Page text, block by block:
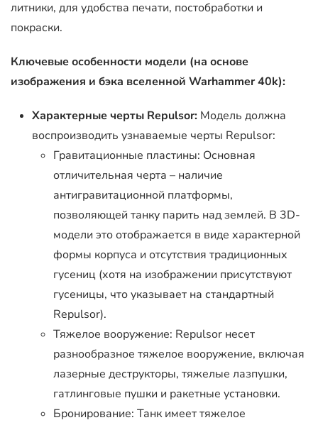
литники, для удобства печати, постобработки и
покраски.
Ключевые особенности модели (на основе
изображения и бэка вселенной Warhammer 40k):
Характерные черты Repulsor: Модель должна
воспроизводить узнаваемые черты Repulsor:
Гравитационные пластины: Основная
отличительная черта – наличие
антигравитационной платформы,
позволяющей танку парить над землей. В 3D-
модели это отображается в виде характерной
формы корпуса и отсутствия традиционных
гусениц (хотя на изображении присутствуют
гусеницы, что указывает на стандартный
Repulsor).
Тяжелое вооружение: Repulsor несет
разнообразное тяжелое вооружение, включая
лазерные деструкторы, тяжелые лазпушки,
гатлинговые пушки и ракетные установки.
Бронирование: Танк имеет тяжелое